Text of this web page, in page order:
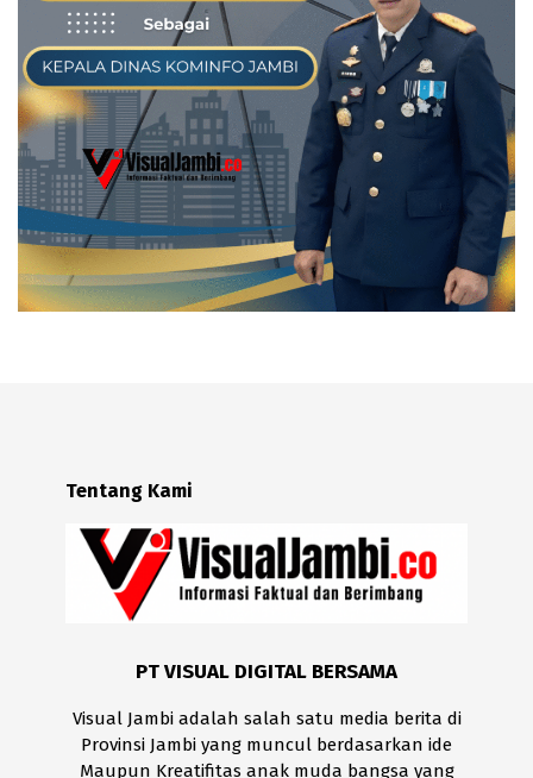
Tentang Kami
PT VISUAL DIGITAL BERSAMA
Visual Jambi adalah salah satu media berita di
Provinsi Jambi yang muncul berdasarkan ide
Maupun Kreatifitas anak muda bangsa yang